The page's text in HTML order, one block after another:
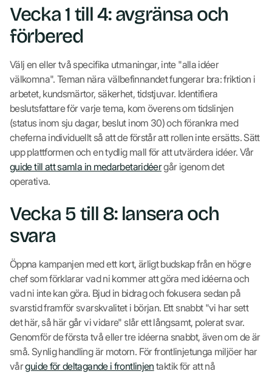
Vecka 1 till 4: avgränsa och
förbered
Välj en eller två specifika utmaningar, inte "alla idéer
välkomna". Teman nära välbefinnandet fungerar bra: friktion i
arbetet, kundsmärtor, säkerhet, tidstjuvar. Identifiera
beslutsfattare för varje tema, kom överens om tidslinjen
(status inom sju dagar, beslut inom 30) och förankra med
cheferna individuellt så att de förstår att rollen inte ersätts. Sätt
upp plattformen och en tydlig mall för att utvärdera idéer. Vår
guide till att samla in medarbetaridéergår igenom det
operativa.
Vecka 5 till 8: lansera och
svara
Öppna kampanjen med ett kort, ärligt budskap från en högre
chef som förklarar vad ni kommer att göra med idéerna och
vad ni inte kan göra. Bjud in bidrag och fokusera sedan på
svarstid framför svarskvalitet i början. Ett snabbt "vi har sett
det här, så här går vi vidare" slår ett långsamt, polerat svar.
Genomför de första två eller tre idéerna snabbt, även om de är
små. Synlig handling är motorn. För frontlinjetunga miljöer har
vårguide för deltagande i frontlinjen taktik för att nå